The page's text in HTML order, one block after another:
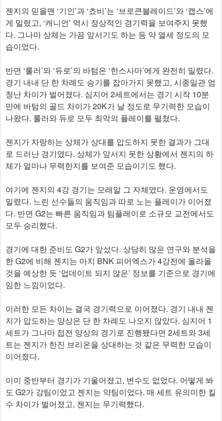
젠지의 믿을맨 ‘기인’과 ‘쵸비’는 ‘브로큰블레이드’와 ‘캡스’에
게 밀렸고, ‘캐니언’ 역시 정상적인 경기력을 보여주지 못했
다. 그나마 상체는 가끔 앞서기도 하는 등 약 열세 정도의 모
습이었다.
반면 ‘룰러’와 ‘듀로’의 바텀은 ‘한스사마’에게 완전히 밀렸다.
경기 내내 단 한 차례도 승기를 잡아가지 못했고, 시종일관 엄
청난 차이가 벌어졌다. 심지어 2세트에서는 경기 시작 10분
만에 바텀의 골드 차이가 20K가 날 정도로 무기력한 모습이
나왔다. 룰러와 듀로 모두 최악의 플레이를 펼쳤다.
젠지가 자랑하는 상체가 상대를 압도하지 못한 결과가 그대
로 드러난 경기였다. 상체가 앞서지 못한 상황에서 젠지의 하
체가 얼마나 무력한지를 보여준 모습이기도 했다.
여기에 젠지의 4강 경기는 모래알 그 자체였다. 운영에서도
밀렸다. 느린 선수들의 움직임과 따로 노는 플레이가 이어졌
다. 반면 G2는 빠른 움직임과 팀플레이로 소규모 교전에서도
모두 승리했다.
경기에 대한 준비도 G2가 앞섰다. 상당히 많은 연구와 분석을
한 G2에 비해 젠지는 마치 BNK 피어엑스가 4강전에 올라올
것을 예상한 듯 ‘업데이트 되지 않은’ 정보를 기준으로 경기에
임한 느낌이었다.
이러한 모든 차이는 결국 경기력으로 이어졌다. 경기 내내 젠
지가 압도하는 양상은 단 한 차례도 나오지 않았다. 심지어 1
세트가 그나마 접전 양상의 경기로 진행됐다면 2세트와 3세
트는 젠지가 한진 브리온을 상대하는 것 같은 무력한 모습이
이어졌다.
이미 중반부터 경기가 기울어졌고, 변수도 없었다. 어떻게 봐
도 G2가 강팀이었고 젠지는 약팀이었다. 매 세트 유의미한 킬
수 차이가 벌어졌고, 젠지는 무기력했다.